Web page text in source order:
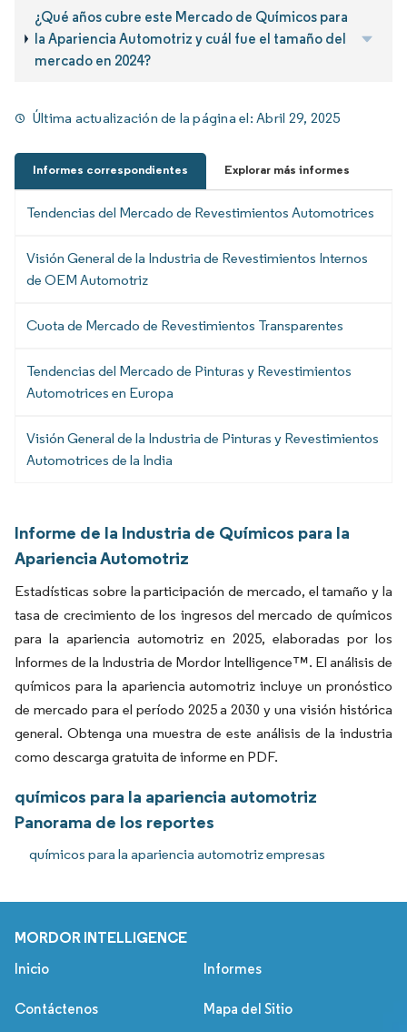
¿Qué años cubre este Mercado de Químicos para
la Apariencia Automotriz y cuál fue el tamaño del
mercado en 2024?
Última actualización de la página el:Abril 29, 2025
Informes correspondientes Explorar más informes
Tendencias del Mercado de Revestimientos Automotrices
Visión General de la Industria de Revestimientos Internos
de OEM Automotriz
Cuota de Mercado de Revestimientos Transparentes
Tendencias del Mercado de Pinturas y Revestimientos
Automotrices en Europa
Visión General de la Industria de Pinturas y Revestimientos
Automotrices de la India
Informe de la Industria de Químicos para la
Apariencia Automotriz
Estadísticas sobre la participación de mercado, el tamaño y la
tasa de crecimiento de los ingresos del mercado de químicos
para la apariencia automotriz en 2025, elaboradas por los
Informes de la Industria de Mordor Intelligence™. El análisis de
químicos para la apariencia automotriz incluye un pronóstico
de mercado para el período 2025 a 2030 y una visión histórica
general. Obtenga una muestra de este análisis de la industria
como descarga gratuita de informe en PDF.
químicos para la apariencia automotriz
Panorama de los reportes
químicos para la apariencia automotriz empresas
MORDOR INTELLIGENCE
Inicio Informes
Contáctenos Mapa del Sitio